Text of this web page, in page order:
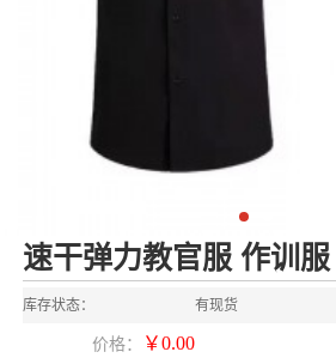
速干弹力教官服 作训
库存状态： 有现货
价格： ￥0.00